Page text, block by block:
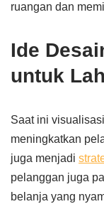
ruangan dan
Ide
untuk
Saat ini
meningkatkan
juga menjadi
pelanggan juga
belanja yang